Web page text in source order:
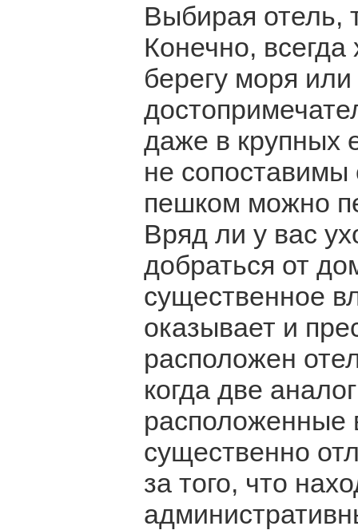
Выбирая отель,
Конечно, всегда
берегу моря
даже в крупных
не сопоставимы
пешком можно
Вряд ли у вас
добраться от
существенное
оказывает и
расположен
когда две
расположенные
существенно
за того, что